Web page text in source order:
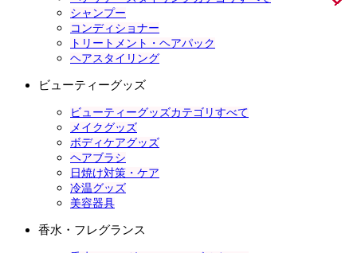
シャンプー
コンディショナー
トリートメント・ヘアパック
ヘアスタイリング
ビューティーグッズ
ビューティーグッズカテゴリすべて
メイクグッズ
ボディケアグッズ
ヘアブラシ
日焼け対策・ケア
冷温グッズ
美容器具
香水・フレグランス